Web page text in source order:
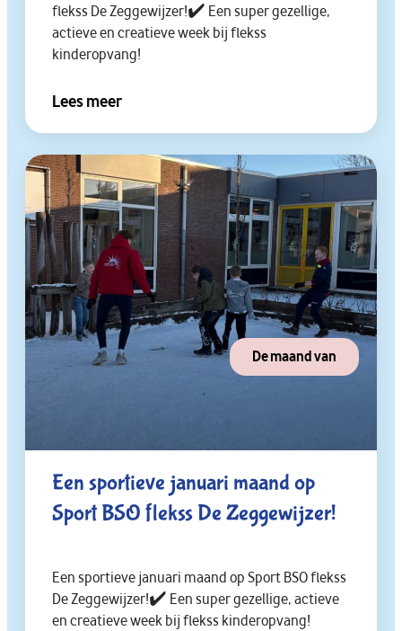
flekss De Zeggewijzer!✔️ Een super gezellige,
actieve en creatieve week bij flekss
kinderopvang!
Lees meer
De maand van
Een sportieve januari maand op
Sport BSO flekss De Zeggewijzer!
Een sportieve januari maand op Sport BSO flekss
De Zeggewijzer!✔️ Een super gezellige, actieve
en creatieve week bij flekss kinderopvang!